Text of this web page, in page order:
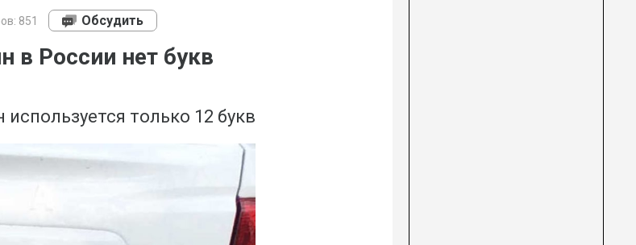
851 Обсудить
в России нет букв
только 12 букв